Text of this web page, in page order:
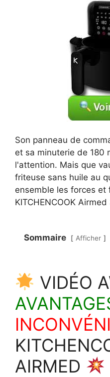
Son panneau de
et sa minuterie de 180
l'attention. Mais que
friteuse sans huile au
ensemble les forces et
KITCHENCOOK Airmed
Sommaire Afficher
VIDÉO
AIRMED